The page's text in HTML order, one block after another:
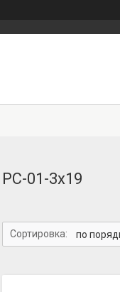
РС-01-3х19